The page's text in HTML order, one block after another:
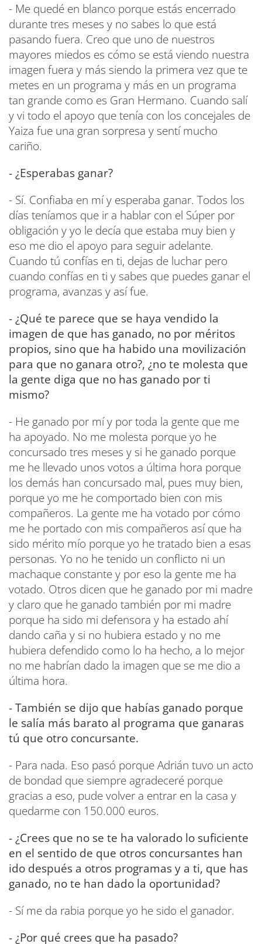
- Me quedé en blanco porque estás encerrado
durante tres meses y no sabes lo que está
pasando fuera. Creo que uno de nuestros
mayores miedos es cómo se está viendo nuestra
imagen fuera y más siendo la primera vez que te
metes en un programa y más en un programa
tan grande como es Gran Hermano. Cuando salí
y vi todo el apoyo que tenía con los concejales de
Yaiza fue una gran sorpresa y sentí mucho
cariño.
- ¿Esperabas ganar?
- Sí. Confiaba en mí y esperaba ganar. Todos los
días teníamos que ir a hablar con el Súper por
obligación y yo le decía que estaba muy bien y
eso me dio el apoyo para seguir adelante.
Cuando tú confías en ti, dejas de luchar pero
cuando confías en ti y sabes que puedes ganar el
programa, avanzas y así fue.
- ¿Qué te parece que se haya vendido la
imagen de que has ganado, no por méritos
propios, sino que ha habido una movilización
para que no ganara otro?, ¿no te molesta que
la gente diga que no has ganado por ti
mismo?
- He ganado por mí y por toda la gente que me
ha apoyado. No me molesta porque yo he
concursado tres meses y si he ganado porque
me he llevado unos votos a última hora porque
los demás han concursado mal, pues muy bien,
porque yo me he comportado bien con mis
compañeros. La gente me ha votado por cómo
me he portado con mis compañeros así que ha
sido mérito mío porque yo he tratado bien a esas
personas. Yo no he tenido un conflicto ni un
machaque constante y por eso la gente me ha
votado. Otros dicen que he ganado por mi madre
y claro que he ganado también por mi madre
porque ha sido mi defensora y ha estado ahí
dando caña y si no hubiera estado y no me
hubiera defendido como lo ha hecho, a lo mejor
no me habrían dado la imagen que se me dio a
última hora.
- También se dijo que habías ganado porque
le salía más barato al programa que ganaras
tú que otro concursante.
- Para nada. Eso pasó porque Adrián tuvo un acto
de bondad que siempre agradeceré porque
gracias a eso, pude volver a entrar en la casa y
quedarme con 150.000 euros.
- ¿Crees que no se te ha valorado lo suficiente
en el sentido de que otros concursantes han
ido después a otros programas y a ti, que has
ganado, no te han dado la oportunidad?
- Sí me da rabia porque yo he sido el ganador.
- ¿Por qué crees que ha pasado?